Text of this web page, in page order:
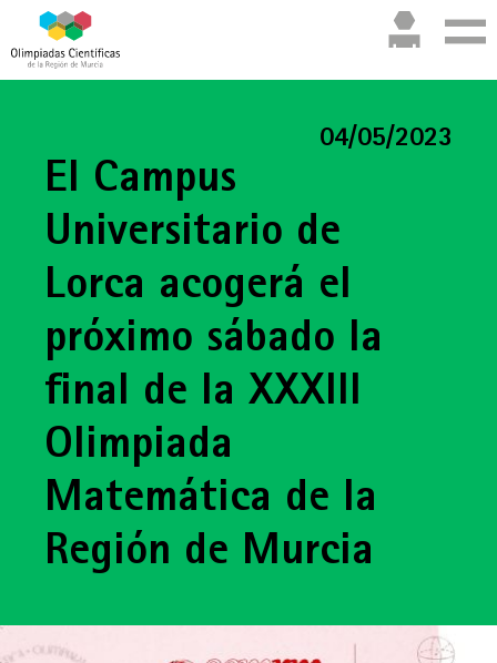
04/05/2023
El Campus
Universitario de
Lorca acogerá el
próximo sábado la
final de la XXXIII
Olimpiada
Matemática de la
Región de Murcia